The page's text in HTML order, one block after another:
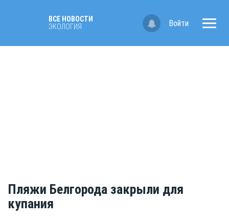
ВСЕ НОВОСТИ
ЭКОЛОГИЯ
Войти
Пляжи Белгорода закрыли для
купания